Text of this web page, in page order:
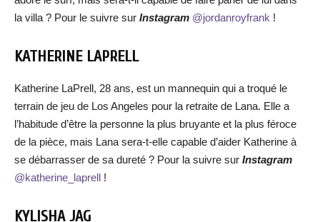
la villa ? Pour le suivre sur Instagram @jordanroyfrank !
KATHERINE LAPRELL
Katherine LaPrell, 28 ans, est un mannequin qui a troqué le
terrain de jeu de Los Angeles pour la retraite de Lana. Elle a
l’habitude d’être la personne la plus bruyante et la plus féroce
de la pièce, mais Lana sera-t-elle capable d’aider Katherine à
se débarrasser de sa dureté ? Pour la suivre sur Instagram
@katherine_laprell !
KYLISHA JAG